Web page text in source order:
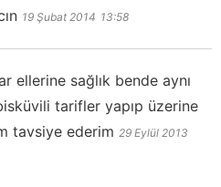
19 Şubat 2014 13:58
ellerine sağlık bende aynı
tarifler yapıp üzerine
tavsiye ederim 29 Eylül 2013